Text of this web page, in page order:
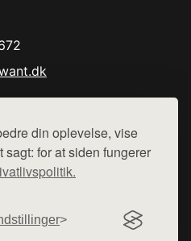
din oplevelse, vise
for at siden fungerer
- vi henviser til de shops,